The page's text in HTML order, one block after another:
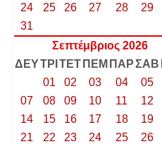
24
25 26 27 28 29
31
Σεπτέμβριος 2026
ΔΕΥΤΡΙ ΤΕΤ ΠΕΜ ΠΑΡΣΑΒ
01
02 03 04 05
07
08 09 10 11 12
14
15 16 17 18 19
21
22 23 24 25 26